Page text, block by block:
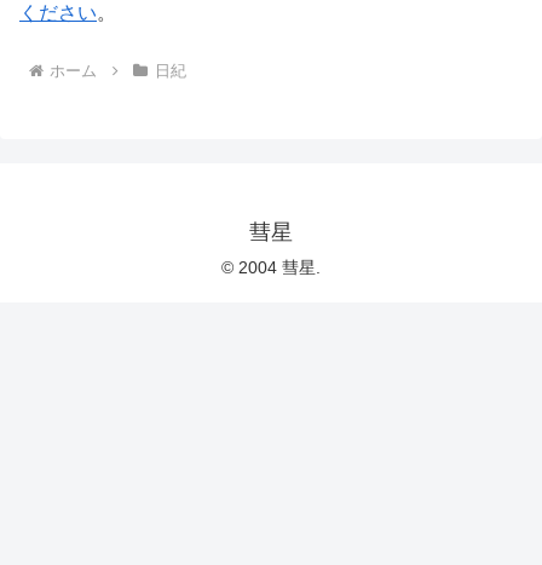
ください。
ホーム 日紀
彗星
© 2004 彗星.